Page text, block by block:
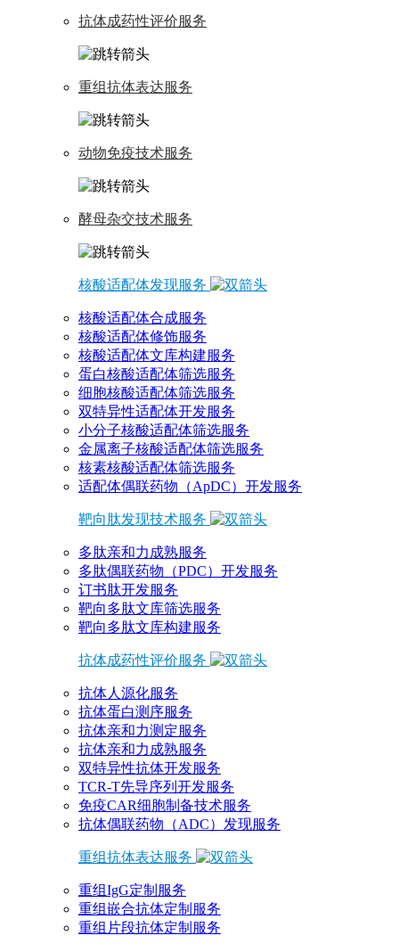
抗体成药性评价服务
重组抗体表达服务
动物免疫技术服务
酵母杂交技术服务
核酸适配体发现服务
核酸适配体合成服务
核酸适配体修饰服务
核酸适配体文库构建服务
蛋白核酸适配体筛选服务
细胞核酸适配体筛选服务
双特异性适配体开发服务
小分子核酸适配体筛选服务
金属离子核酸适配体筛选服务
核素核酸适配体筛选服务
适配体偶联药物（ApDC）开发服务
靶向肽发现技术服务
多肽亲和力成熟服务
多肽偶联药物（PDC）开发服务
订书肽开发服务
靶向多肽文库筛选服务
靶向多肽文库构建服务
抗体成药性评价服务
抗体人源化服务
抗体蛋白测序服务
抗体亲和力测定服务
抗体亲和力成熟服务
双特异性抗体开发服务
TCR-T先导序列开发服务
免疫CAR细胞制备技术服务
抗体偶联药物（ADC）发现服务
重组抗体表达服务
重组IgG定制服务
重组嵌合抗体定制服务
重组片段抗体定制服务